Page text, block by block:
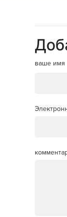
ваше имя